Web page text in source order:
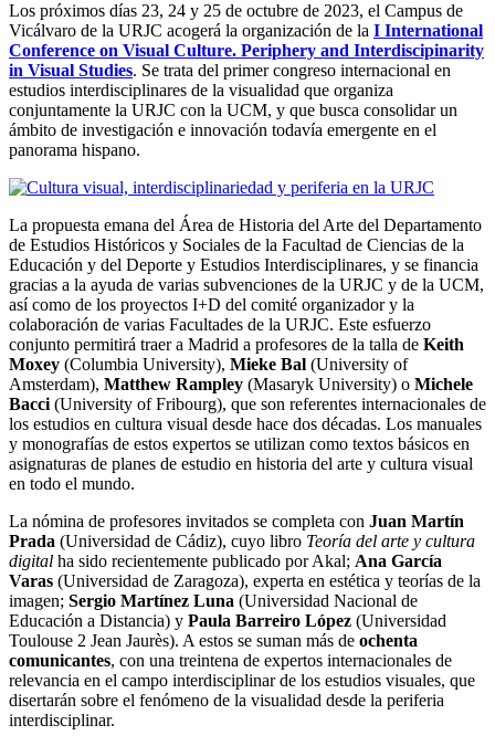
Los próximos días 23, 24 y 25 de octubre de 2023, el Campus de
Vicálvaro de la URJC acogerá la organización de la I International
Conference on Visual Culture. Periphery and Interdiscipinarity
in Visual Studies. Se trata del primer congreso internacional en
estudios interdisciplinares de la visualidad que organiza
conjuntamente la URJC con la UCM, y que busca consolidar un
ámbito de investigación e innovación todavía emergente en el
panorama hispano.
La propuesta emana del Área de Historia del Arte del Departamento
de Estudios Históricos y Sociales de la Facultad de Ciencias de la
Educación y del Deporte y Estudios Interdisciplinares, y se financia
gracias a la ayuda de varias subvenciones de la URJC y de la UCM,
así como de los proyectos I+D del comité organizador y la
colaboración de varias Facultades de la URJC. Este esfuerzo
conjunto permitirá traer a Madrid a profesores de la talla de Keith
Moxey (Columbia University), Mieke Bal (University of
Amsterdam), Matthew Rampley (Masaryk University) o Michele
Bacci (University of Fribourg), que son referentes internacionales de
los estudios en cultura visual desde hace dos décadas. Los manuales
y monografías de estos expertos se utilizan como textos básicos en
asignaturas de planes de estudio en historia del arte y cultura visual
en todo el mundo.
La nómina de profesores invitados se completa con Juan Martín
Prada (Universidad de Cádiz), cuyo libro Teoría del arte y cultura
digital ha sido recientemente publicado por Akal; Ana García
Varas (Universidad de Zaragoza), experta en estética y teorías de la
imagen; Sergio Martínez Luna (Universidad Nacional de
Educación a Distancia) y Paula Barreiro López (Universidad
Toulouse 2 Jean Jaurès). A estos se suman más de ochenta
comunicantes, con una treintena de expertos internacionales de
relevancia en el campo interdisciplinar de los estudios visuales, que
disertarán sobre el fenómeno de la visualidad desde la periferia
interdisciplinar.